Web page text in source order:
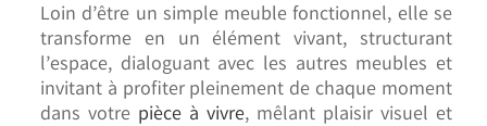
Loin d’être un simple meuble fonctionnel, elle se
transforme en un élément vivant, structurant
l’espace, dialoguant avec les autres meubles et
invitant à profiter pleinement de chaque moment
dans votre pièce à vivre, mêlant plaisir visuel et